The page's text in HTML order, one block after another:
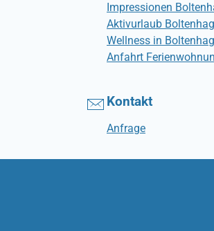
Impressionen
Aktivurlaub
Wellness in
Anfahrt
Kontakt
Anfrage